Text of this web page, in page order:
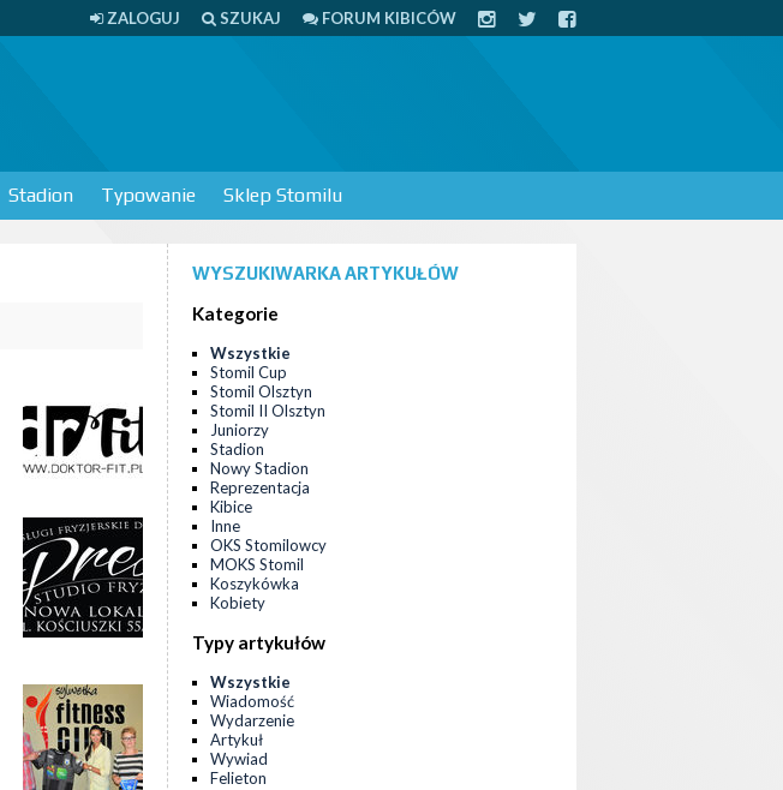
ZALOGUJ SZUKAJ FORUM KIBICÓW
Stadion Typowanie Sklep Stomilu
WYSZUKIWARKA ARTYKUŁÓW
Kategorie
Wszystkie
Stomil Cup
Stomil Olsztyn
Stomil II Olsztyn
Juniorzy
Stadion
Nowy Stadion
Reprezentacja
Kibice
Inne
OKS Stomilowcy
MOKS Stomil
Koszykówka
Kobiety
Typy artykułów
Wszystkie
Wiadomość
Wydarzenie
Artykuł
Wywiad
Felieton